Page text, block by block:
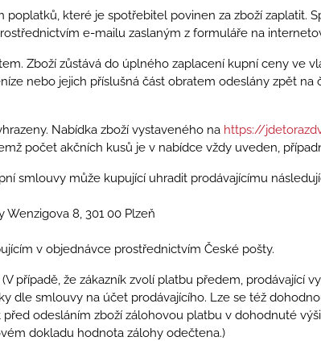
poplatků, které je spotřebitel povinen za zboží
e-mailu zaslaným z formuláře na
Zboží zůstává do úplného zaplacení kupní ceny ve
nebo jejich příslušná část obratem odeslány zpět
Nabídka zboží vystaveného na https://
počet akčních kusů je v nabídce vždy uveden,
smlouvy může kupující uhradit prodávajícímu
8, 301 00 Plzeň
v objednávce prostřednictvím České pošty.
případě, že zákazník zvolí platbu předem, prodávající
dle smlouvy na účet prodávajícího. Lze se též
odesláním zboží zálohovou platbu v dohodnuté
dokladu hodnota zálohy odečtena.)